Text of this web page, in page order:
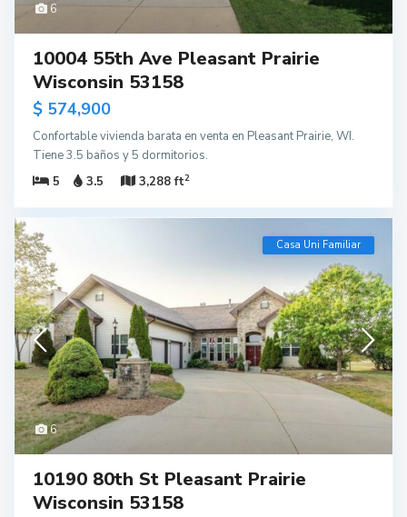
6
10004 55th Ave Pleasant Prairie
Wisconsin 53158
$ 574,900
Confortable vivienda barata en venta en Pleasant Prairie, WI.
Tiene 3.5 baños y 5 dormitorios.
5
3.5 3,288 ft2
6
Casa Uni Familiar
10190 80th St Pleasant Prairie
Wisconsin 53158